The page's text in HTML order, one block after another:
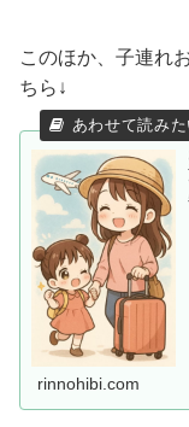
このほか、子連れ
ちら↓
rinnohibi.com